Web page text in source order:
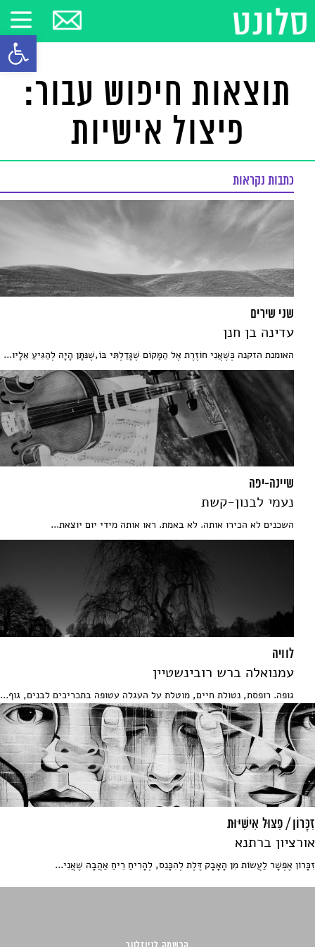
פתח
תוצאות חיפוש עבור:
פיצול אישיות
כתבות נקראות
שני שירים
עדינה בן חנן
האומנת הזקנה כְּשֶׁאֲנִי חוֹזֶרֶת אֶל הַמָּקוֹם שֶׁגָּדַלְתִּי בּוֹ,שֶׁנִּתָּן הָיָה לְהַגִּיעַ אֵלָיו...
שיינה-יפה
נעמי לבנון-קשת
השכנים לא הכירו אותה. לא באמת. ראו אותה מידי יום יוצאת...
לוויה
עמנואלה ברש רובינשטיין
גופה. רופסת, נטולת חיים, מוטלת על העגלה עטופה בתכריכים לבנים, גוף...
זִכָּרוֹן / פִּצּוּל אִישִׁיּוּת
אורציון ברתנא
זִכָּרוֹן אֶפְשָׁר לַעֲשׂוֹת מִן הָאָבָק דֶּלֶת לְהִכָּנֵס, לְהָרִיחַ רֵיחַ אַהֲבָה שֶׁאֲנִי...